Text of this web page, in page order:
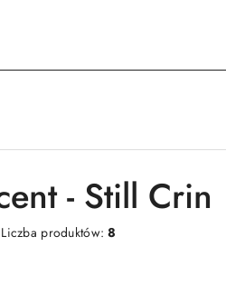
- Still Crin
Liczba produktów:8